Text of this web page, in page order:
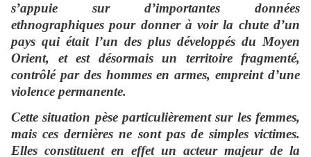
s’appuie sur d’importantes données
ethnographiques pour donner à voir la chute d’un
pays qui était l’un des plus développés du Moyen
Orient, et est désormais un territoire fragmenté,
contrôlé par des hommes en armes, empreint d’une
violence permanente.
Cette situation pèse particulièrement sur les femmes,
mais ces dernières ne sont pas de simples victimes.
Elles constituent en effet un acteur majeur de la